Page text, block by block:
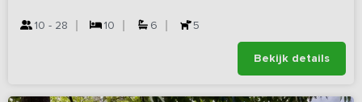
10 - 28 10 6 5
Bekijk details